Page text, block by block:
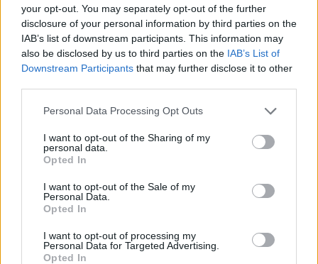
your opt-out. You may separately opt-out of the further
disclosure of your personal information by third parties on the
IAB’s list of downstream participants. This information may
also be disclosed by us to third parties on the IAB’s List of
Downstream Participants that may further disclose it to other
Personal Data Processing Opt Outs
I want to opt-out of the Sharing of my
personal data.
Opted In
I want to opt-out of the Sale of my
Personal Data.
Opted In
I want to opt-out of processing my
Personal Data for Targeted Advertising.
Opted In
Szerzői jogok
Adatvédelmi tájékoztató
Cookie-kezelési tájékoztató
Hozzászólási szabályzat
Nyomtatott lapjaink archívuma
Székely Hírmondó archívuma
Sütibeállítások
Médiatér